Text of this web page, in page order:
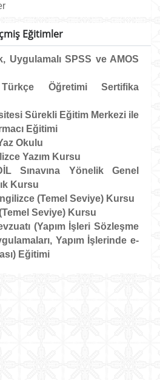
Eğitimler
Uygulamalı SPSS ve AMOS
Türkçe Öğretimi Sertifika
Sürekli Eğitim Merkezi ile
Eğitimi
Okulu
Yazım Kursu
Sınavına Yönelik Genel
Kursu
(Temel Seviye) Kursu
Seviye) Kursu
(Yapım İşleri Sözleşme
Yapım İşlerinde e-
Eğitimi